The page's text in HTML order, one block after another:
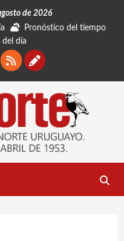
de 2026
Pronóstico del tiempo
del día
RSSContáctanos